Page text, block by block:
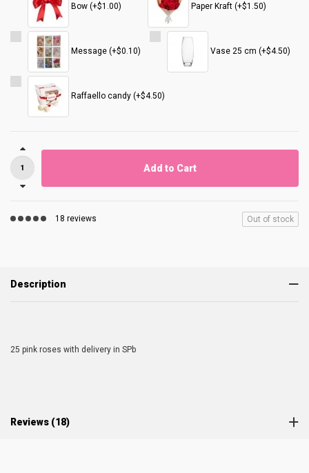
Bow (+$1.00) Paper Kraft (+$1.50)
Message (+$0.10) Vase 25 cm (+$4.50)
Raffaello candy (+$4.50)
Add to Cart
18 reviews Out of stock
Description
25 pink roses with delivery in SPb
Reviews (18)